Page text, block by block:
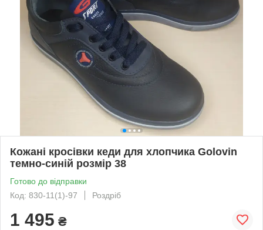
Кожані кросівки кеди для хлопчика Golovin
темно-синій розмір 38
Готово до відправки
Код: 830-11(1)-97
Роздріб
1 495 ₴